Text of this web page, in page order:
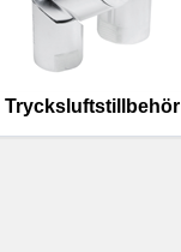
Trycksluftstillbehör